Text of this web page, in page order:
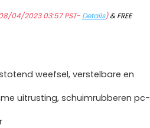
04/2023 03:57 PST- Details)&FREE
weefsel, verstelbare en
uitrusting, schuimrubberen pc-